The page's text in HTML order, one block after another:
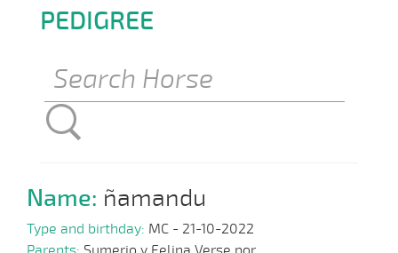
PEDIGREE
Name: ñamandu
Type and birthday: MC - 21-10-2022